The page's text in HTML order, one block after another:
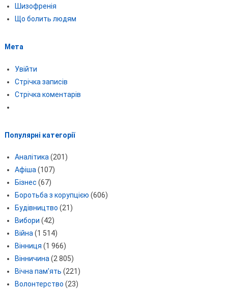
Шизофренія
Що болить людям
Мета
Увійти
Стрічка записів
Стрічка коментарів
Популярні категорії
Аналітика (201)
Афіша (107)
Бізнес (67)
Боротьба з корупцією (606)
Будівництво (21)
Вибори (42)
Війна (1 514)
Вінниця (1 966)
Вінничина (2 805)
Вічна пам'ять (221)
Волонтерство (23)